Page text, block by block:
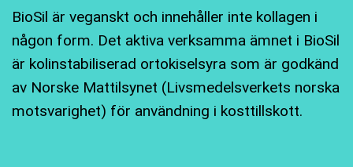
BioSil är veganskt och innehåller inte kollagen i
någon form. Det aktiva verksamma ämnet i BioSil
är kolinstabiliserad ortokiselsyra som är godkänd
av Norske Mattilsynet (Livsmedelsverkets norska
motsvarighet) för användning i kosttillskott.